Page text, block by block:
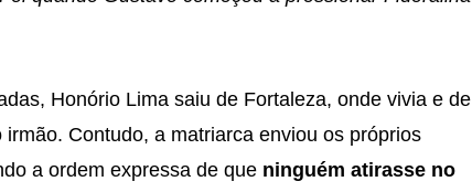
Honório Lima saiu de Fortaleza, onde vivia e de
Contudo, a matriarca enviou os próprios
a ordem expressa de que ninguém atirasse no